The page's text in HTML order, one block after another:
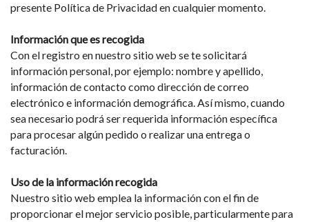
presente Política de Privacidad en cualquier momento.
Información que es recogida
Con el registro en nuestro sitio web se te solicitará
información personal, por ejemplo: nombre y apellido,
información de contacto como dirección de correo
electrónico e información demográfica. Así mismo, cuando
sea necesario podrá ser requerida información específica
para procesar algún pedido o realizar una entrega o
facturación.
Uso de la información recogida
Nuestro sitio web emplea la información con el fin de
proporcionar el mejor servicio posible, particularmente para